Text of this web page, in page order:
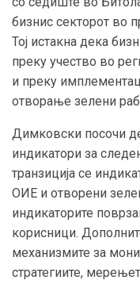
бизнис секторот во
Тој истакна дека
преку учество во
и преку
отворање зелени
Димковски посочи
индикатори за
транзиција се
ОИЕ и отворени
индикаторите
корисници.
механизмите за
стратегиите,